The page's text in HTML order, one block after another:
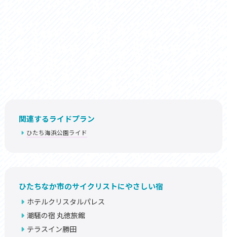
関連するライドプラン
ひたち海浜公園ライド
ひたちなか市のサイクリストにやさしい宿
ホテルクリスタルパレス
潮騒の宿 丸徳旅館
テラスイン勝田